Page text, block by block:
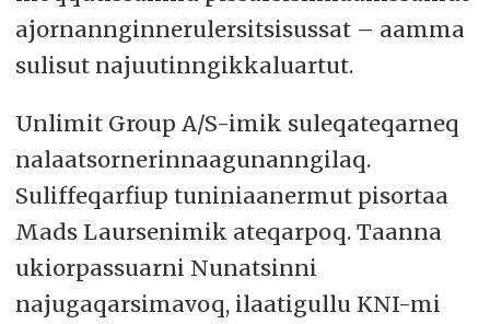
ajornannginnerulersitsisussat – aamma
sulisut najuutinngikkaluartut.
Unlimit Group A/S-imik suleqateqarneq
nalaatsornerinnaagunanngilaq.
Suliffeqarfiup tuniniaanermut pisortaa
Mads Laursenimik ateqarpoq. Taanna
ukiorpassuarni Nunatsinni
najugaqarsimavoq, ilaatigullu KNI-mi